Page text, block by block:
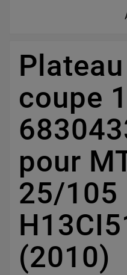
coupe
pour
25/105
(2010)